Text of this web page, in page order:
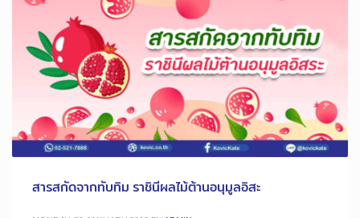
สารสกัดจากทับทิม ราชินีผลไม้ต้านอนุมูลอิสะ